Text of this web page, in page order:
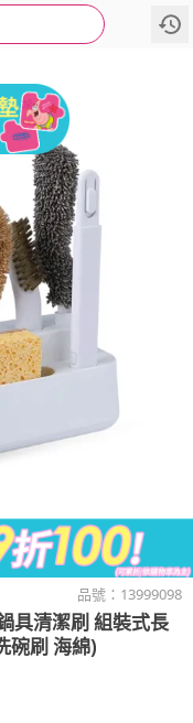
品號： 13999098
具清潔刷 組裝式長
碗刷 海綿)